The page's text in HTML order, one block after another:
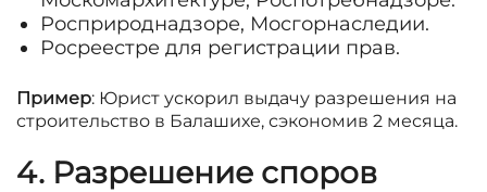
Росприроднадзоре, Мосгорнаследии.
Росреестре для регистрации прав.
Пример: Юрист ускорил выдачу разрешения на
строительство в Балашихе, сэкономив 2 месяца.
4. Разрешение споров